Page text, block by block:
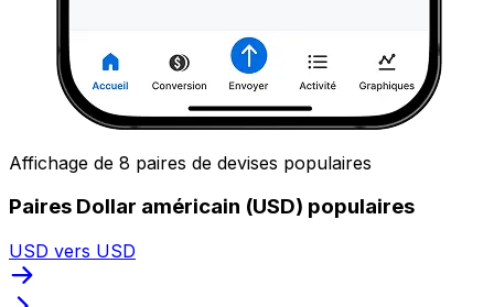
Affichage de 8 paires de devises populaires
Paires Dollar américain (USD) populaires
USD vers USD